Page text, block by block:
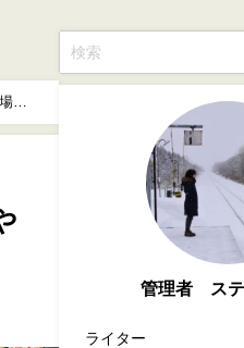
管理者 ステ
ライター